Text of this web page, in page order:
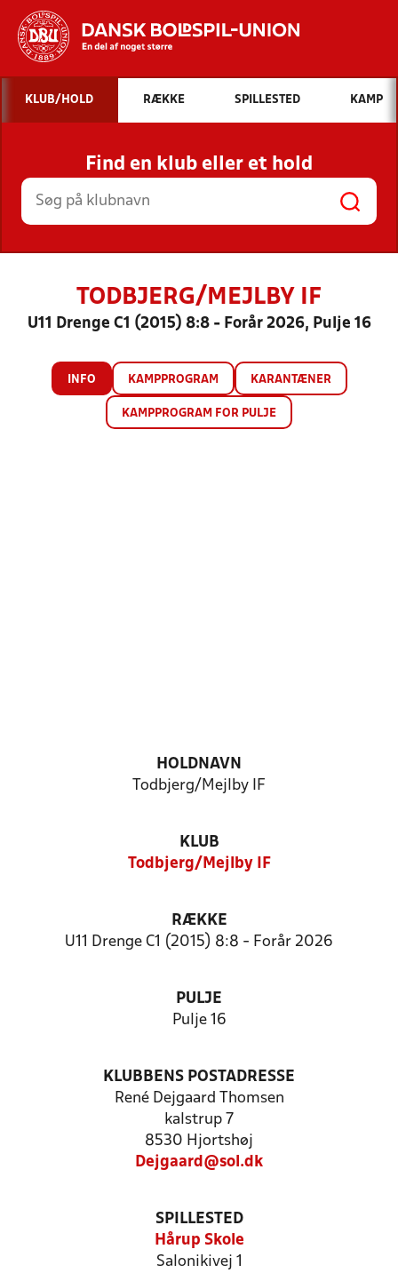
Hvad vil du søge efter?
INDHOLD OG NYHEDER
STILLINGER, RESULTATER, KLUBBER OG
HOLD
KLUB/HOLD RÆKKE SPILLESTED KAMP
Find en klub eller et hold
TODBJERG/MEJLBY IF
U11 Drenge C1 (2015) 8:8 - Forår 2026, Pulje 16
INFO KAMPPROGRAM KARANTÆNER
KAMPPROGRAM FOR PULJE
HOLDNAVN
Todbjerg/Mejlby IF
KLUB
Todbjerg/Mejlby IF
RÆKKE
U11 Drenge C1 (2015) 8:8 - Forår 2026
PULJE
Pulje 16
KLUBBENS POSTADRESSE
René Dejgaard Thomsen
kalstrup 7
8530 Hjortshøj
Dejgaard@sol.dk
SPILLESTED
Hårup Skole
Salonikivej 1